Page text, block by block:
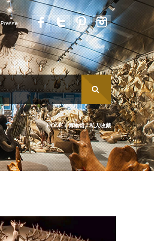
Presse |
HOME/博物馆/私人收藏